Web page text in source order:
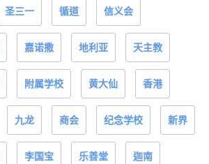
圣三一 循道 信义会
嘉诺撒 地利亚 天主教
附属学校 黄大仙 香港
九龙 商会 纪念学校 新界
李国宝 乐善堂 迦南